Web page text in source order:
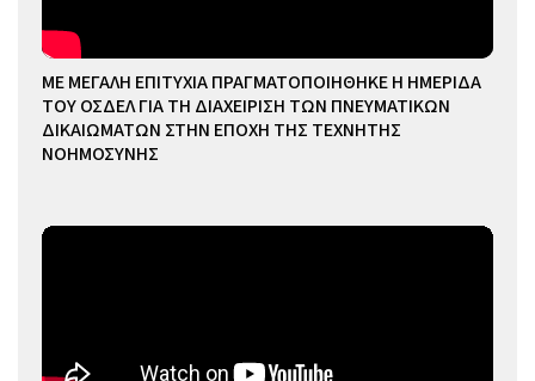
ΜΕ ΜΕΓΑΛΗ ΕΠΙΤΥΧΙΑ ΠΡΑΓΜΑΤΟΠΟΙΗΘΗΚΕ Η ΗΜΕΡΙΔΑ
ΤΟΥ ΟΣΔΕΛ ΓΙΑ ΤΗ ΔΙΑΧΕΙΡΙΣΗ ΤΩΝ ΠΝΕΥΜΑΤΙΚΩΝ
ΔΙΚΑΙΩΜΑΤΩΝ ΣΤΗΝ ΕΠΟΧΗ ΤΗΣ ΤΕΧΝΗΤΗΣ
ΝΟΗΜΟΣΥΝΗΣ